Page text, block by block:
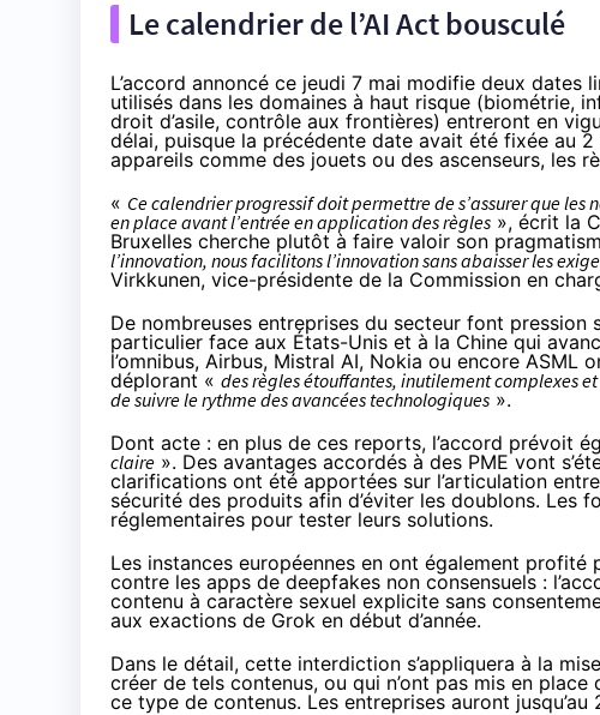
Le calendrier de l’AI Act bousculé
L’accord annoncé ce jeudi 7 mai modifie deux dates
utilisés dans les domaines à haut risque (biométrie,
droit d’asile, contrôle aux frontières) entreront en
délai, puisque la précédente date avait été fixée au
appareils comme des jouets ou des ascenseurs, les
« Ce calendrier progressif doit permettre de s’assurer que
en place avant l’entrée en application des règles », écrit la
Bruxelles cherche plutôt à faire valoir son
l’innovation, nous facilitons l’innovation sans abaisser les
Virkkunen, vice-présidente de la Commission en
De nombreuses entreprises du secteur font pression
particulier face aux États-Unis et à la Chine qui
l’omnibus, Airbus, Mistral AI, Nokia ou encore ASML
déplorant « des règles étouffantes, inutilement complexes
de suivre le rythme des avancées technologiques ».
Dont acte : en plus de ces reports, l’accord prévoit
claire ». Des avantages accordés à des PME vont
clarifications ont été apportées sur l’articulation
sécurité des produits afin d’éviter les doublons. Les
réglementaires pour tester leurs solutions.
Les instances européennes en ont également
contre les apps de deepfakes non consensuels :
contenu à caractère sexuel explicite sans
aux exactions de Grok en début d’année.
Dans le détail, cette interdiction s’appliquera à la
créer de tels contenus, ou qui n’ont pas mis en
ce type de contenus. Les entreprises auront